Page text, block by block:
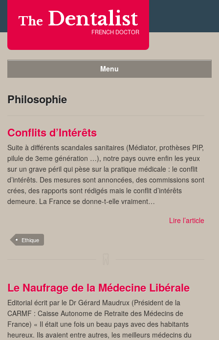
The Dentalist
FRENCH DOCTOR
Menu
Philosophie
Conflits d’Intérêts
Suite à différents scandales sanitaires (Médiator, prothèses PIP,
pilule de 3eme génération …), notre pays ouvre enfin les yeux
sur un grave péril qui pèse sur la pratique médicale : le conflit
d’intérêts. Des mesures sont annoncées, des commissions sont
crées, des rapports sont rédigés mais le conflit d’intérêts
demeure. La France se donne-t-elle vraiment…
Lire l’article
Ethique
Le Naufrage de la Médecine Libérale
Editorial écrit par le Dr Gérard Maudrux (Président de la
CARMF : Caisse Autonome de Retraite des Médecins de
France) « Il était une fois un beau pays avec des habitants
heureux. Ils avaient entre autres, les meilleurs médecins du